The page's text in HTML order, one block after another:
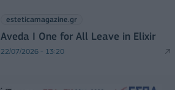
esteticamagazine.gr
Aveda I One for All Leave in Elixir
22/07/2026 - 13:20